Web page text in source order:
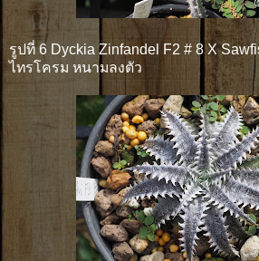
รูปที่ 6 Dyckia Zinfandel F2 # 8 X
ไทรโครม หนามลงตัว